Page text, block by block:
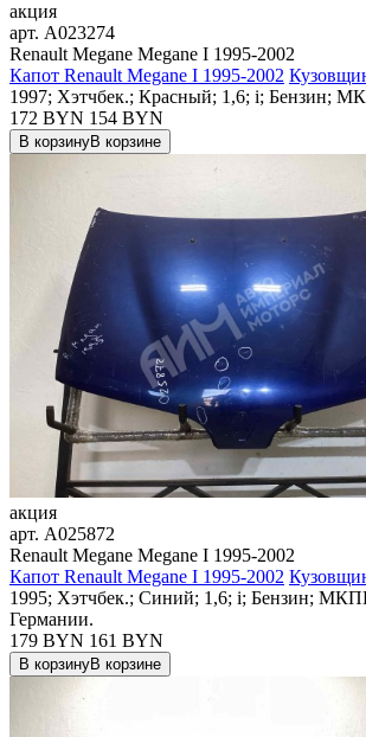
акция
арт. A023274
Renault Megane Megane I 1995-2002
Капот Renault Megane I 1995-2002
1997; Хэтчбек.; Красный; 1,6; i; Бензин;
172 BYN 154 BYN
В корзинуВ корзине
акция
арт. A025872
Renault Megane Megane I 1995-2002
Капот Renault Megane I 1995-2002
1995; Хэтчбек.; Синий; 1,6; i; Бензин;
Германии.
179 BYN 161 BYN
В корзинуВ корзине